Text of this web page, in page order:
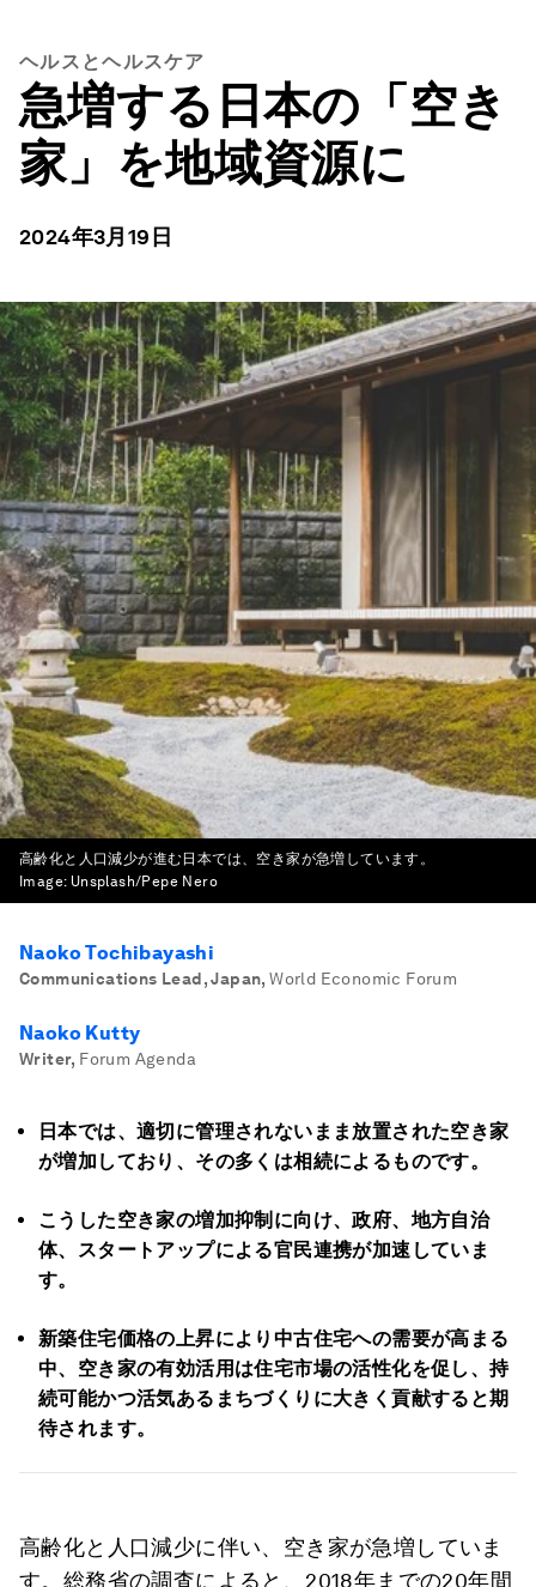
ヘルスとヘルスケア
急増する日本の「空き
家」を地域資源に
2024年3月19日
高齢化と人口減少が進む日本では、空き家が急増しています。
Image: Unsplash/Pepe Nero
Naoko Tochibayashi
Communications Lead, Japan, World Economic Forum
Naoko Kutty
Writer, Forum Agenda
日本では、適切に管理されないまま放置された空き家
が増加しており、その多くは相続によるものです。
こうした空き家の増加抑制に向け、政府、地方自治
体、スタートアップによる官民連携が加速していま
す。
新築住宅価格の上昇により中古住宅への需要が高まる
中、空き家の有効活用は住宅市場の活性化を促し、持
続可能かつ活気あるまちづくりに大きく貢献すると期
待されます。
高齢化と人口減少に伴い、空き家が急増していま
す。総務省の調査によると、2018年までの20年間